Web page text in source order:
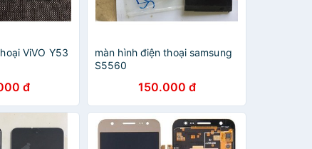
ViVO Y53
đ
màn hình điện thoại samsung
S5560
150.000 đ